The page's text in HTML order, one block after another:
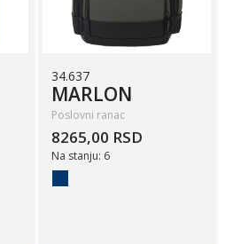
34.637
MARLON
Poslovni ranac
8265,00 RSD
Na stanju: 6